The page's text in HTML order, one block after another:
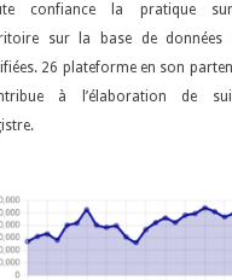
confiance la pratique
sur la base de données
26 plateforme en son
à l’élaboration de